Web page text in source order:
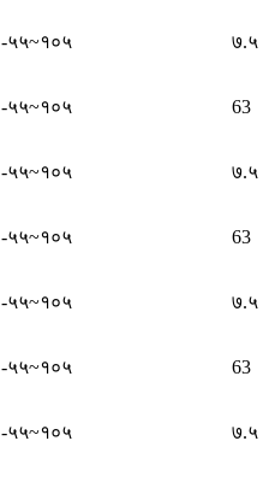
-५५~१०५ ७.५
-५५~१०५ 63
-५५~१०५ ७.५
-५५~१०५ 63
-५५~१०५ ७.५
-५५~१०५ 63
-५५~१०५ ७.५